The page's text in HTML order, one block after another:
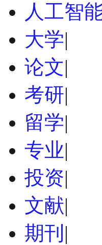
人工智
大学|
论文|
考研|
留学|
专业|
投资|
文献|
期刊 |